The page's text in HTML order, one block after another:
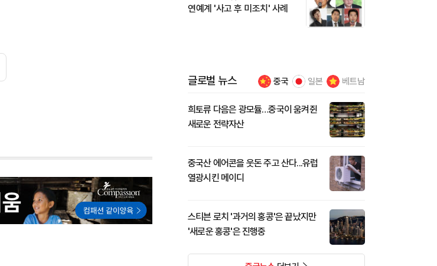
연예계 '사고 후 미조치' 사례
글로벌 뉴스 중국 일본 베트남
희토류 다음은 광모듈…중국이 움켜쥔
새로운 전략자산
중국산 에어콘을 웃돈 주고 산다...유럽
열광시킨 메이디
스티븐 로치 '과거의 홍콩'은 끝났지만
'새로운 홍콩'은 진행중